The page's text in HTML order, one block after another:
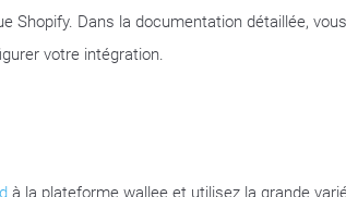
Shopify. Dans la documentation détaillée,
votre intégration.
à la plateforme wallee et utilisez la grande